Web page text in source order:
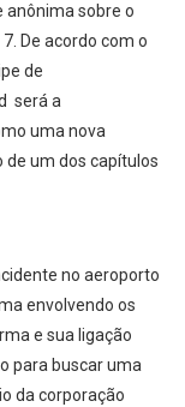
anônima sobre o
De acordo com o
de
será a
uma nova
de um dos capítulos
no aeroporto
envolvendo os
e sua ligação
para buscar uma
da corporação